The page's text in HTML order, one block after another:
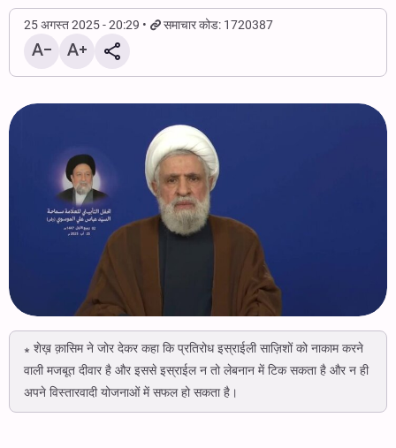
25 अगस्त 2025 - 20:29 समाचार कोड: 1720387
* शेख़ क़ासिम ने जोर देकर कहा कि प्रतिरोध इस्राईली साज़िशों को नाकाम करने
वाली मजबूत दीवार है और इससे इस्राईल न तो लेबनान में टिक सकता है और न ही
अपने विस्तारवादी योजनाओं में सफल हो सकता है।